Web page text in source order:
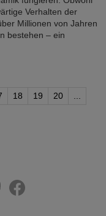
Verhalten der
Millionen von Jahren
bestehen – ein
18 19 20